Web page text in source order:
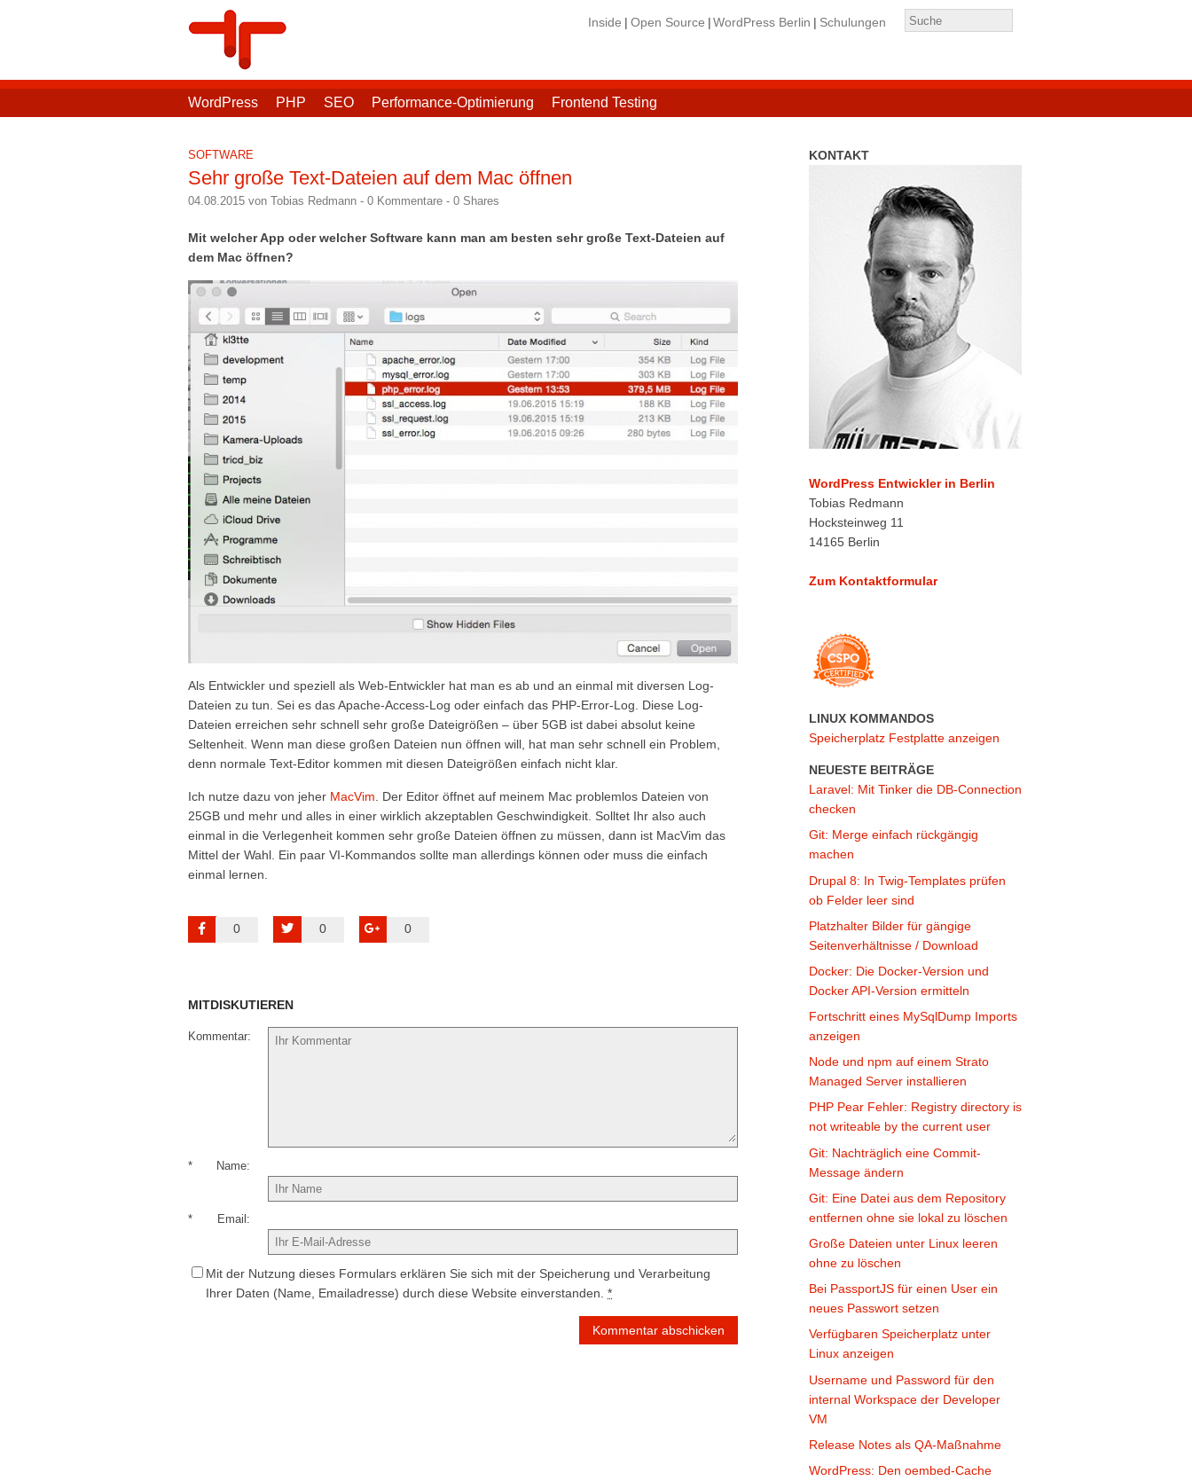
Inside Open Source WordPress Berlin Schulungen
WordPress PHP SEO Performance-Optimierung Frontend Testing
SOFTWARE
Sehr große Text-Dateien auf dem Mac öffnen
04.08.2015 von Tobias Redmann - 0 Kommentare - 0 Shares
Mit welcher App oder welcher Software kann man am besten sehr große Text-Dateien auf
dem Mac öffnen?
Als Entwickler und speziell als Web-Entwickler hat man es ab und an einmal mit diversen Log-
Dateien zu tun. Sei es das Apache-Access-Log oder einfach das PHP-Error-Log. Diese Log-
Dateien erreichen sehr schnell sehr große Dateigrößen – über 5GB ist dabei absolut keine
Seltenheit. Wenn man diese großen Dateien nun öffnen will, hat man sehr schnell ein Problem,
denn normale Text-Editor kommen mit diesen Dateigrößen einfach nicht klar.
Ich nutze dazu von jeher MacVim . Der Editor öffnet auf meinem Mac problemlos Dateien von
25GB und mehr und alles in einer wirklich akzeptablen Geschwindigkeit. Solltet Ihr also auch
einmal in die Verlegenheit kommen sehr große Dateien öffnen zu müssen, dann ist MacVim das
Mittel der Wahl. Ein paar VI-Kommandos sollte man allerdings können oder muss die einfach
einmal lernen.
0 0 0
MITDISKUTIEREN
Kommentar
Name
*
Email
*
Mit der Nutzung dieses Formulars erklären Sie sich mit der Speicherung und Verarbeitung
Ihrer Daten (Name, Emailadresse) durch diese Website einverstanden. *
KONTAKT
WordPress Entwickler in Berlin
Tobias Redmann
Hocksteinweg 11
14165 Berlin
Zum Kontaktformular
LINUX KOMMANDOS
Speicherplatz Festplatte anzeigen
NEUESTE BEITRÄGE
Laravel: Mit Tinker die DB-Connection
checken
Git: Merge einfach rückgängig
machen
Drupal 8: In Twig-Templates prüfen
ob Felder leer sind
Platzhalter Bilder für gängige
Seitenverhältnisse / Download
Docker: Die Docker-Version und
Docker API-Version ermitteln
Fortschritt eines MySqlDump Imports
anzeigen
Node und npm auf einem Strato
Managed Server installieren
PHP Pear Fehler: Registry directory is
not writeable by the current user
Git: Nachträglich eine Commit-
Message ändern
Git: Eine Datei aus dem Repository
entfernen ohne sie lokal zu löschen
Große Dateien unter Linux leeren
ohne zu löschen
Bei PassportJS für einen User ein
neues Passwort setzen
Verfügbaren Speicherplatz unter
Linux anzeigen
Username und Password für den
internal Workspace der Developer
VM
Release Notes als QA-Maßnahme
WordPress: Den oembed-Cache